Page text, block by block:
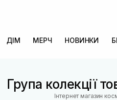
ДІМ МЕРЧ НОВИНКИ
Група колекції
Інтернет магазин